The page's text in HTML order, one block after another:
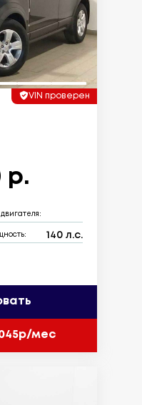
VIN проверен
р.
двигателя:
140 л.с.
мес